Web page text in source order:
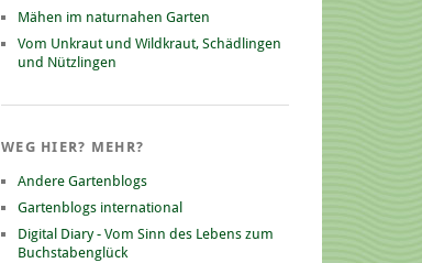
Mähen im naturnahen Garten
Vom Unkraut und Wildkraut, Schädlingen
und Nützlingen
WEG HIER? MEHR?
Andere Gartenblogs
Gartenblogs international
Digital Diary - Vom Sinn des Lebens zum
Buchstabenglück